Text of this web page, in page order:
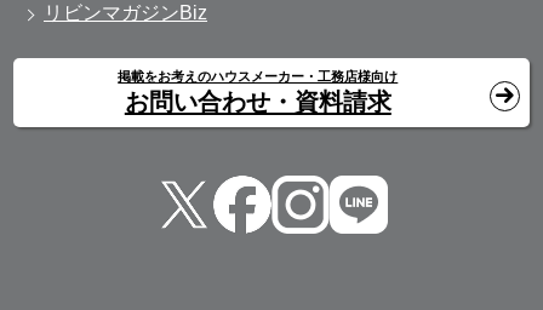
リビンマガジンBiz
掲載をお考えのハウスメーカー・工務店様向け
お問い合わせ・資料請求